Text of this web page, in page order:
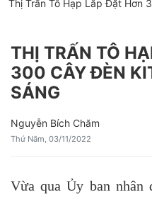
Thị Trấn Tô Hạp Lắp Đặt Hơn
THỊ TRẤN TÔ
300 CÂY ĐÈN
SÁNG
Nguyễn Bích Chăm
Thứ Năm, 03/11/2022
Vừa qua Ủy ban nhân